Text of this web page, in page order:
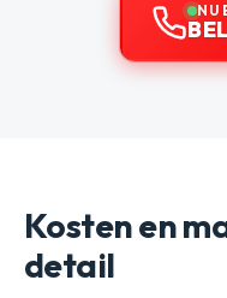
NU
Kosten en
detail